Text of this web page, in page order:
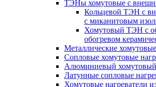
ТЭНы хомутовые с
Кольцевой ТЭН с
с миканитовым
Хомутовый ТЭН с
обогревом
Металлические
Сопловые хомутовые
Алюминиевый хомутовый
Латунные сопловые
Хомутовые нагреватели